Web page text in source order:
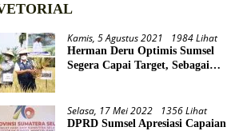
Kamis, 5 Agustus 2021 1984 Lihat
Herman Deru Optimis Sumsel
Segera Capai Target, Sebagai
Selasa, 17 Mei 2022 1356 Lihat
DPRD Sumsel Apresiasi Capaian